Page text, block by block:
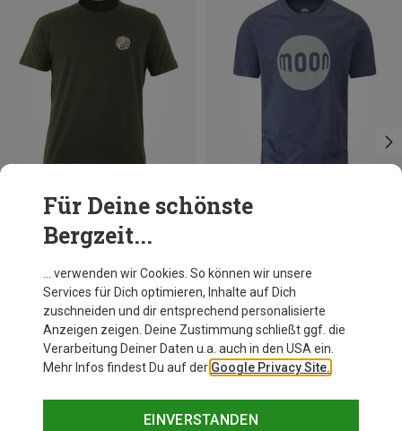
Du sparst 34%
Für Deine schönste
Bergzeit...
… verwenden wir Cookies. So können wir unsere
Services für Dich optimieren, Inhalte auf Dich
zuschneiden und dir entsprechend personalisierte
Anzeigen zeigen. Deine Zustimmung schließt ggf. die
Verarbeitung Deiner Daten u.a. auch in den USA ein.
Mehr Infos findest Du auf der Google Privacy Site.
EINVERSTANDEN